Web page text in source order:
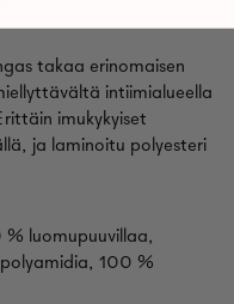
takaa erinomaisen
intiimialueella
imukykyiset
ja laminoitu polyesteri
luomupuuvillaa,
100 %